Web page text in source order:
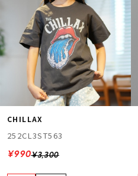
CHILLAX
252CL3ST563
¥3,300
¥990